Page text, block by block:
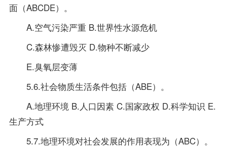
面（ABCDE）。
A.空气污染严重 B.世界性水源危机
C.森林惨遭毁灭 D.物种不断减少
E.臭氧层变薄
5.6.社会物质生活条件包括（ABE）。
A.地理环境 B.人口因素 C.国家政权 D.科学知识 E.
生产方式
5.7.地理环境对社会发展的作用表现为（ABC）。